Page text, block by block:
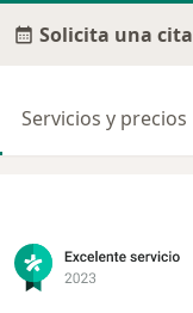
Solicita una cita
Servicios y precios